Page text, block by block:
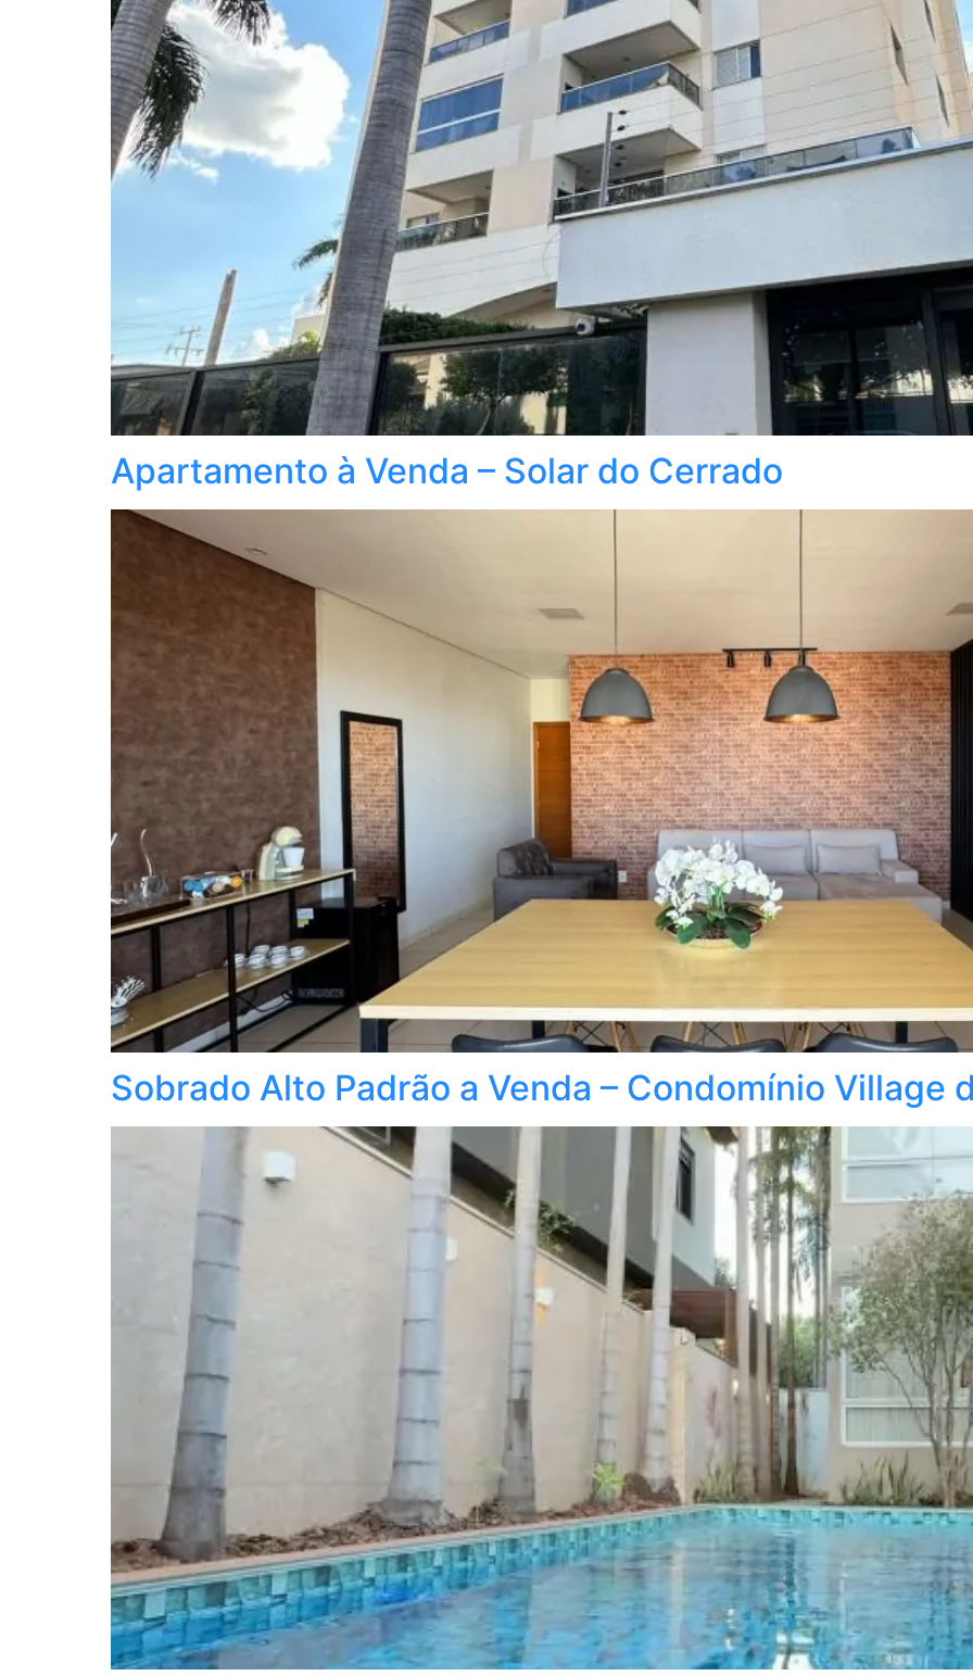
Apartamento à Venda – Solar do Cerrado
Sobrado Alto Padrão a Venda – Condomínio Village